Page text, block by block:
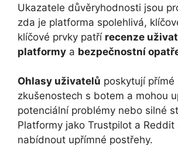
Ukazatele důvěryhodnosti jsou
zda je platforma spolehlivá,
klíčové prvky patří recenze
platformy a bezpečnostní
Ohlasy uživatelů poskytují přímé
zkušenostech s botem a mohou
potenciální problémy nebo silné
Platformy jako Trustpilot a Reddit
nabídnout upřímné postřehy.